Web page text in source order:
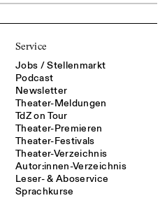
Service
Jobs / Stellenmarkt
Podcast
Newsletter
Theater-Meldungen
TdZ on Tour
Theater-Premieren
Theater-Festivals
Theater-Verzeichnis
Autor:innen-Verzeichnis
Leser- & Aboservice
Sprachkurse